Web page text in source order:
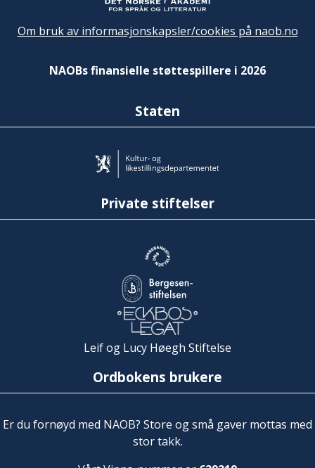
Om bruk av informasjonskapsler/cookies på naob.no
NAOBs finansielle støttespillere i 2026
Staten
Private stiftelser
Leif og Lucy Høegh Stiftelse
Ordbokens brukere
Er du fornøyd med NAOB? Store og små gaver mottas med
stor takk.